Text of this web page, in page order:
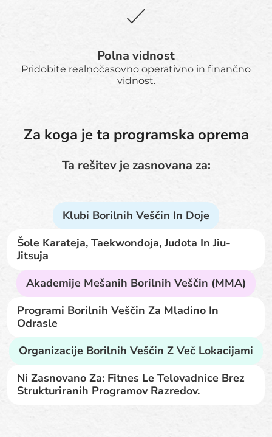
Polna vidnost
Pridobite realnočasovno operativno in finančno
vidnost.
Za koga je ta programska oprema
Ta rešitev je zasnovana za:
Klubi Borilnih Veščin In Doje
Šole Karateja, Taekwondoja, Judota In Jiu-
Jitsuja
Akademije Mešanih Borilnih Veščin (MMA)
Programi Borilnih Veščin Za Mladino In
Odrasle
Organizacije Borilnih Veščin Z Več Lokacijami
Ni Zasnovano Za: Fitnes Le Telovadnice Brez
Strukturiranih Programov Razredov.